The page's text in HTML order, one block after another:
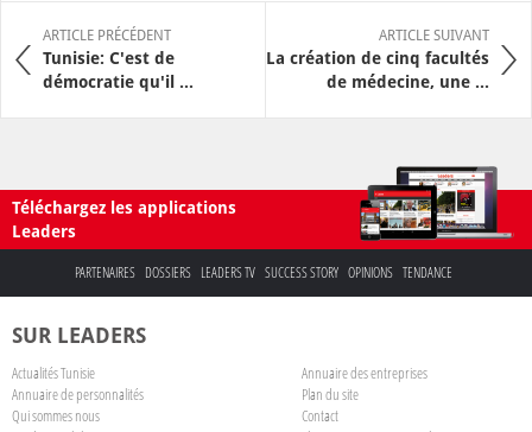
ARTICLE PRÉCÉDENT
Tunisie: C'est de
démocratie qu'il ...
ARTICLE SUIVANT
La création de cinq facultés
de médecine, une ...
Téléchargez les applications
Leaders
PARTENAIRES DOSSIERS LEADERS TV SUCCESS STORY OPINIONS TENDANCE
SUR LEADERS
Actualités Tunisie
Annuaire des entreprises
Annuaire de personnalités
Plan du site
Qui sommes nous
Contact